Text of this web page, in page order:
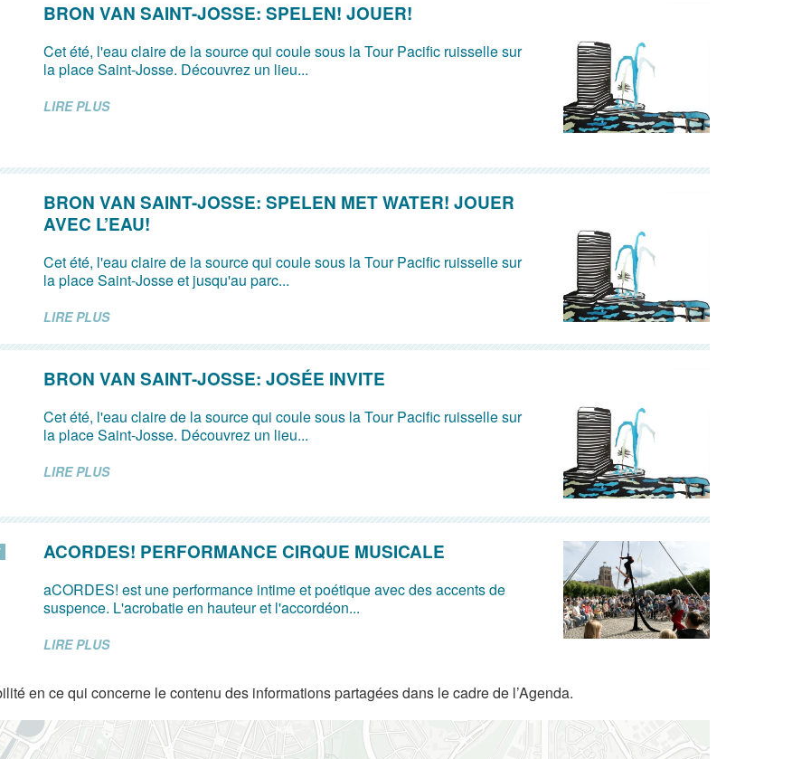
BRON VAN SAINT-JOSSE: SPELEN! JOUER!
Cet été, l'eau claire de la source qui coule sous la Tour Pacific ruisselle sur
la place Saint-Josse. Découvrez un lieu...
LIRE PLUS
BRON VAN SAINT-JOSSE: SPELEN MET WATER! JOUER
AVEC L’EAU!
Cet été, l'eau claire de la source qui coule sous la Tour Pacific ruisselle sur
la place Saint-Josse et jusqu'au parc...
LIRE PLUS
BRON VAN SAINT-JOSSE: JOSÉE INVITE
Cet été, l'eau claire de la source qui coule sous la Tour Pacific ruisselle sur
la place Saint-Josse. Découvrez un lieu...
LIRE PLUS
ACORDES! PERFORMANCE CIRQUE MUSICALE
aCORDES! est une performance intime et poétique avec des accents de
suspence. L'acrobatie en hauteur et l'accordéon...
LIRE PLUS
en ce qui concerne le contenu des informations partagées dans le cadre de l’Agenda.